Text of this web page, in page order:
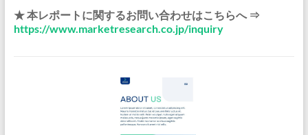
★ 本レポートに関するお問い合わせはこちらへ ⇒
https://www.marketresearch.co.jp/inquiry